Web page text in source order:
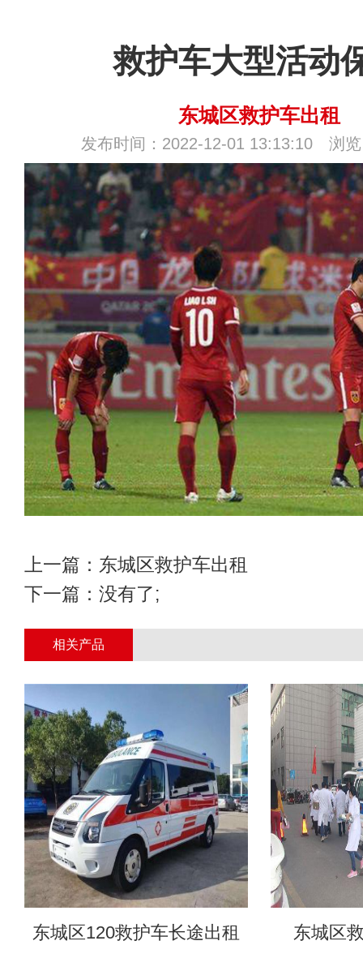
救护车大型活动
东城区救护车出租
发布时间：2022-12-01 13:13:10 浏览
上一篇： 东城区救护车出租
下一篇：没有了;
相关产品
东城区120救护车长途出租 东城区